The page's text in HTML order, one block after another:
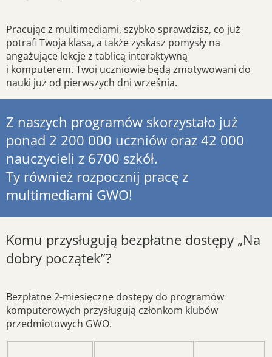
Pracując z multimediami, szybko sprawdzisz, co już
potrafi Twoja klasa, a także zyskasz pomysły na
angażujące lekcje z tablicą interaktywną
i komputerem. Twoi uczniowie będą zmotywowani do
nauki już od pierwszych dni września.
Z naszych programów skorzystało już
ponad 2 200 000 uczniów oraz 42 000
nauczycieli z 6700 szkół.
Ty również rozpocznij pracę z
multimediami GWO!
Komu przysługują bezpłatne dostępy „Na
dobry początek”?
Bezpłatne 2-miesięczne dostępy do programów
komputerowych przysługują członkom klubów
przedmiotowych GWO.